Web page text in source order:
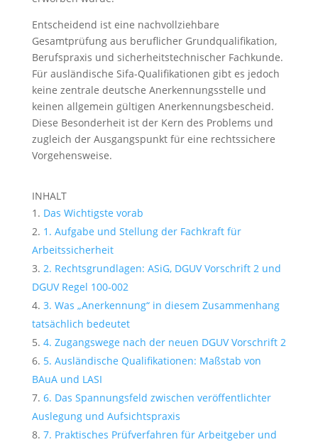
Entscheidend ist eine nachvollziehbare
Gesamtprüfung aus beruflicher Grundqualifikation,
Berufspraxis und sicherheitstechnischer Fachkunde.
Für ausländische Sifa-Qualifikationen gibt es jedoch
keine zentrale deutsche Anerkennungsstelle und
keinen allgemein gültigen Anerkennungsbescheid.
Diese Besonderheit ist der Kern des Problems und
zugleich der Ausgangspunkt für eine rechtssichere
Vorgehensweise.
INHALT
Das Wichtigste vorab
1. Aufgabe und Stellung der Fachkraft für
Arbeitssicherheit
2. Rechtsgrundlagen: ASiG, DGUV Vorschrift 2 und
DGUV Regel 100‑002
3. Was „Anerkennung“ in diesem Zusammenhang
tatsächlich bedeutet
4. Zugangswege nach der neuen DGUV Vorschrift 2
5. Ausländische Qualifikationen: Maßstab von
BAuA und LASI
6. Das Spannungsfeld zwischen veröffentlichter
Auslegung und Aufsichtspraxis
7. Praktisches Prüfverfahren für Arbeitgeber und